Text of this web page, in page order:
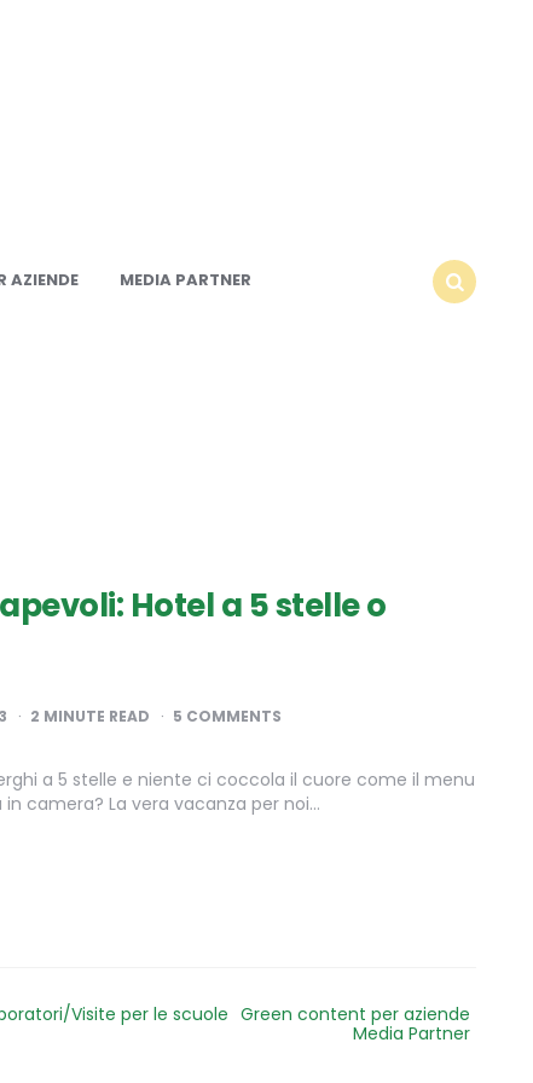
AZIENDE
MEDIA PARTNER
Hotel a 5 stelle o
2 MINUTE READ 5 COMMENTS
a 5 stelle e niente ci coccola il cuore come il menu
camera? La vera vacanza per noi…
Visite per le scuole Green content per aziende
Media Partner